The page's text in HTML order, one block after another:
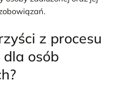
z procesu
dla osób